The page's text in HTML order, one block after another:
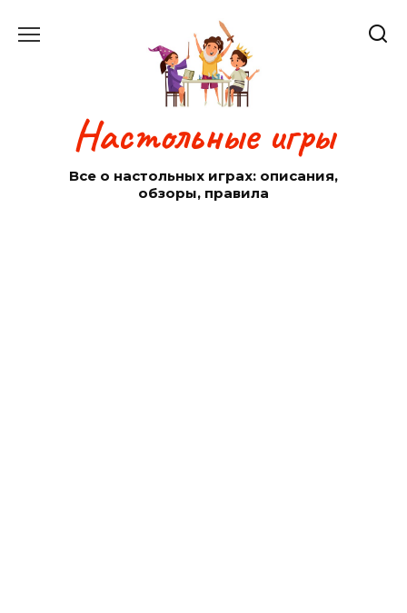
Настольные игры
Все о настольных играх: описания,
обзоры, правила